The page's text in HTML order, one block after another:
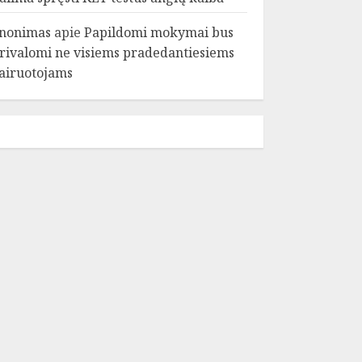
apiePapildomi mokymai bus
ne visiems pradedantiesiems